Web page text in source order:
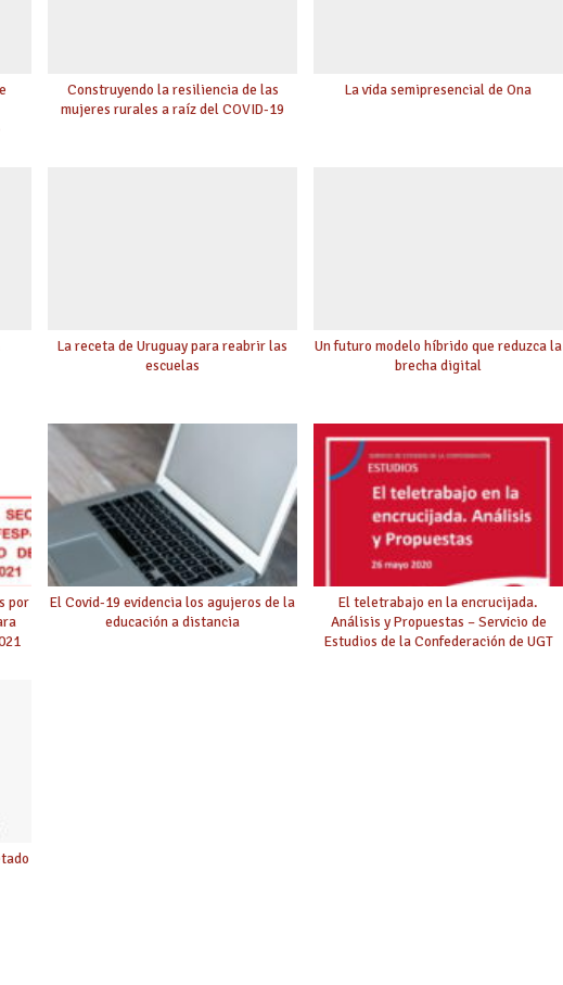
Construyendo la resiliencia de las
mujeres rurales a raíz del COVID-19
La vida semipresencial de Ona
La receta de Uruguay para reabrir las
escuelas
Un futuro modelo híbrido que reduzca la
brecha digital
por
El Covid-19 evidencia los agujeros de la
educación a distancia
El teletrabajo en la encrucijada.
Análisis y Propuestas – Servicio de
Estudios de la Confederación de UGT